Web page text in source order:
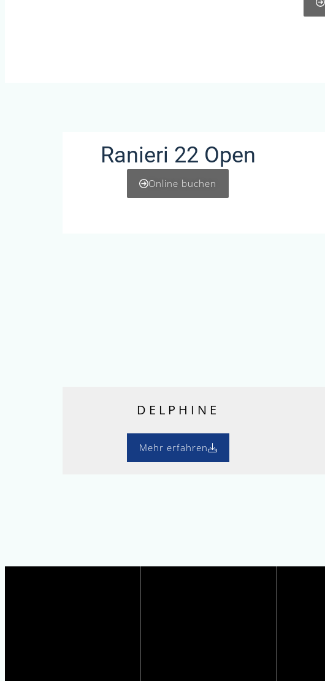
Ranieri 22 Open
Online buchen
DELPHINE
Mehr erfahren